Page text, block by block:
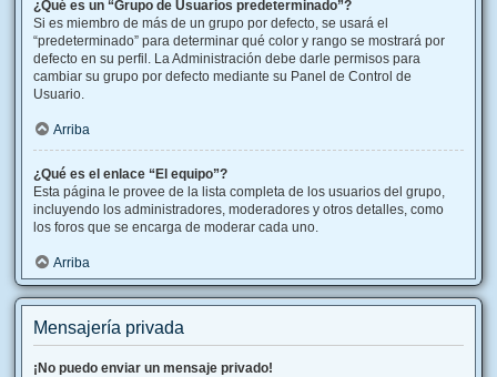
¿Qué es un “Grupo de Usuarios predeterminado”?
Si es miembro de más de un grupo por defecto, se usará el
“predeterminado” para determinar qué color y rango se mostrará por
defecto en su perfil. La Administración debe darle permisos para
cambiar su grupo por defecto mediante su Panel de Control de
Usuario.
Arriba
¿Qué es el enlace “El equipo”?
Esta página le provee de la lista completa de los usuarios del grupo,
incluyendo los administradores, moderadores y otros detalles, como
los foros que se encarga de moderar cada uno.
Arriba
Mensajería privada
¡No puedo enviar un mensaje privado!